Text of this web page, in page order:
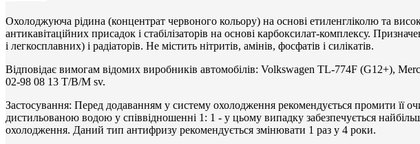
Охолоджуюча рідина (концентрат червоного кольору) на основі етиленгліколю та
антикавітаційних присадок і стабілізаторів на основі карбоксилат-комплексу.
і легкосплавних) і радіаторів. Не містить нітритів, амінів, фосфатів і силікатів.
Відповідає вимогам відомих виробників автомобілів: Volkswagen TL-774F (G12+),
02-98 08 13 T/B/M sv.
Застосування: Перед додаванням у систему охолодження рекомендується промити її
дистильованою водою у співвідношенні 1: 1 - у цьому випадку забезпечується
охолодження. Даний тип антифризу рекомендується змінювати 1 раз у 4 роки.